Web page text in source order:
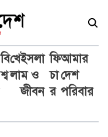
বি
শ্ব
খে
লা
ইসলা
ম ও
জীবন
ফি
চা
র
আমার
দেশ
পরিবার